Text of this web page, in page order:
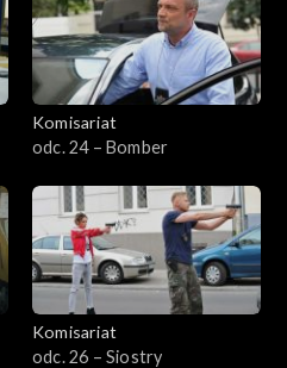
Komisariat
odc. 24 – Bomber
Komisariat
odc. 26 – Siostry